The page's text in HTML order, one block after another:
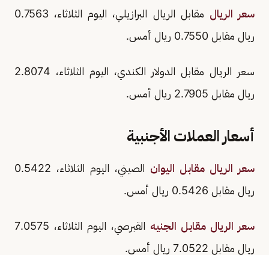
سعر الريال
مقابل الريال البرازيلي، اليوم الثلاثاء، 0.7563
ريال مقابل 0.7550 ريال أمس.
سعر الريال مقابل الدولار الكندي، اليوم الثلاثاء، 2.8074
ريال مقابل 2.7905 ريال أمس.
أسعار العملات الأجنبية
سعر الريال مقابل اليوان
الصيني، اليوم الثلاثاء، 0.5422
ريال مقابل 0.5426 ريال أمس.
سعر الريال مقابل الجنيه
القبرصي، اليوم الثلاثاء، 7.0575
ريال مقابل 7.0522 ريال أمس.